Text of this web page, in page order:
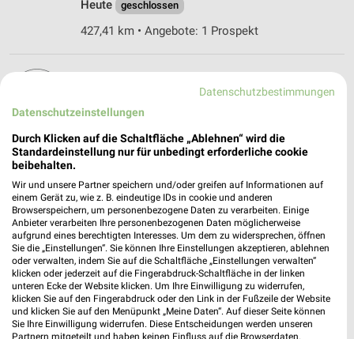
Heute
geschlossen
427,41 km • Angebote: 1 Prospekt
44379 Dortmund
Heute geschlossen
Takko Fashion Castrop-Rauxel
Ickerner Straße 69
44581 Castrop-Rauxel
Heute geschlossen
427,26 km
Datenschutzbestimmungen
Datenschutzeinstellungen
Durch Klicken auf die Schaltfläche „Ablehnen“ wird die
Standardeinstellung nur für unbedingt erforderliche cookie
beibehalten.
Wir und unsere Partner speichern und/oder greifen auf Informationen auf
einem Gerät zu, wie z. B. eindeutige IDs in cookie und anderen
Browserspeichern, um personenbezogene Daten zu verarbeiten. Einige
Anbieter verarbeiten Ihre personenbezogenen Daten möglicherweise
aufgrund eines berechtigten Interesses. Um dem zu widersprechen, öffnen
Sie die „Einstellungen“. Sie können Ihre Einstellungen akzeptieren, ablehnen
oder verwalten, indem Sie auf die Schaltfläche „Einstellungen verwalten“
klicken oder jederzeit auf die Fingerabdruck-Schaltfläche in der linken
unteren Ecke der Website klicken. Um Ihre Einwilligung zu widerrufen,
klicken Sie auf den Fingerabdruck oder den Link in der Fußzeile der Website
und klicken Sie auf den Menüpunkt „Meine Daten“. Auf dieser Seite können
Sie Ihre Einwilligung widerrufen. Diese Entscheidungen werden unseren
Partnern mitgeteilt und haben keinen Einfluss auf die Browserdaten.